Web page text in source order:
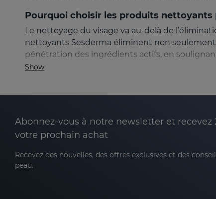
Pourquoi choisir les produits nettoyants
Le nettoyage du visage va au-delà de
nettoyants Sesderma éliminent non seulement
pénétration des ingrédients actifs, en
fonctionnalité à un nouveau niveau en
Préparer la peau : pour l'application
Équilibrer le pH :maintenir la fonction
Show
Abonnez-vous à notre newsletter et recevez
votre prochain achat
Recevez des nouvelles, des offres exclusives et des
peau.